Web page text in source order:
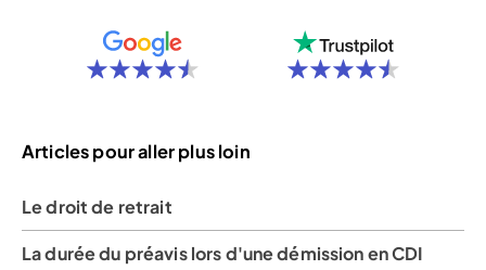
Articles pour aller plus loin
Le droit de retrait
La durée du préavis lors d'une démission en CDI